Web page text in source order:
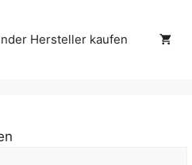
Hersteller kaufen